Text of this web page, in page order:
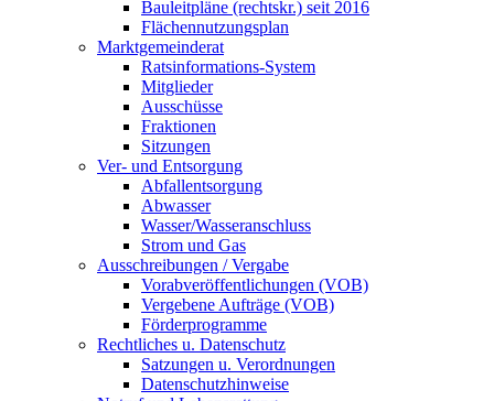
Bauleitpläne (rechtskr.) seit 2016
Flächennutzungsplan
Marktgemeinderat
Ratsinformations-System
Mitglieder
Ausschüsse
Fraktionen
Sitzungen
Ver- und Entsorgung
Abfallentsorgung
Abwasser
Wasser/Wasseranschluss
Strom und Gas
Ausschreibungen / Vergabe
Vorabveröffentlichungen (VOB)
Vergebene Aufträge (VOB)
Förderprogramme
Rechtliches u. Datenschutz
Satzungen u. Verordnungen
Datenschutzhinweise